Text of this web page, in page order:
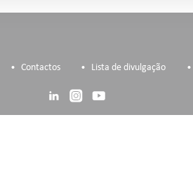
Contactos Lista de divulgação